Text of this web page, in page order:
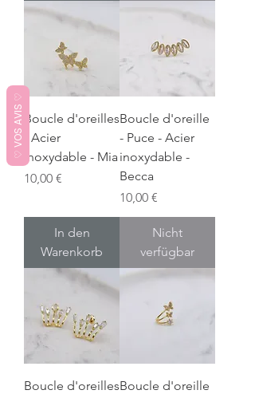
Boucle d'oreilles
- Acier
inoxydable - Mia
Preis
10,00 €
In den
Warenkorb
Boucle d'oreille
- Puce - Acier
inoxydable -
Becca
Preis
10,00 €
Nicht
verfügbar
Boucle d'oreillesBoucle d'oreille
♡ VOS AVIS ♡